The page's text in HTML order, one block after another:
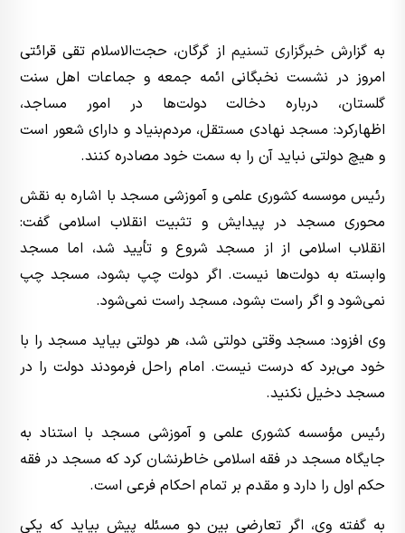
به گزارش خبرگزاری تسنیم از گرگان، حجت‌الاسلام تقی قرائتی
امروز در نشست نخبگانی ائمه جمعه و جماعات اهل سنت
گلستان، درباره دخالت دولت‌ها در امور مساجد،
اظهارکرد: مسجد نهادی مستقل، مردم‌بنیاد و دارای شعور است
و هیچ دولتی نباید آن را به سمت خود مصادره کنند.
رئیس موسسه کشوری علمی و آموزشی مسجد با اشاره به نقش
محوری مسجد در پیدایش و تثبیت انقلاب اسلامی گفت:
انقلاب اسلامی از از مسجد شروع و تأیید شد، اما مسجد
وابسته به دولت‌ها نیست. اگر دولت چپ بشود، مسجد چپ
نمی‌شود و اگر راست بشود، مسجد راست نمی‌شود.
وی افزود: مسجد وقتی دولتی شد، هر دولتی بیاید مسجد را با
خود می‌برد که درست نیست. امام راحل فرمودند دولت را در
مسجد دخیل نکنید.
رئیس مؤسسه کشوری علمی و آموزشی مسجد با استناد به
جایگاه مسجد در فقه اسلامی خاطرنشان کرد که مسجد در فقه
حکم اول را دارد و مقدم بر تمام احکام فرعی است.
به گفته وی، اگر تعارضی بین دو مسئله پیش بیاید که یکی